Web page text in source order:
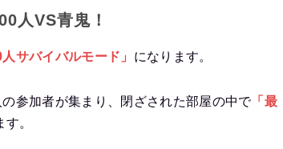
人VS青鬼！
人サバイバルモード」 になります。
参加者が集まり、閉ざされた部屋の中で「最
。